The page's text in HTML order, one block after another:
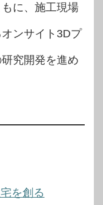
に、施工現場
ンサイト3Dプ
究開発を進め
を創る